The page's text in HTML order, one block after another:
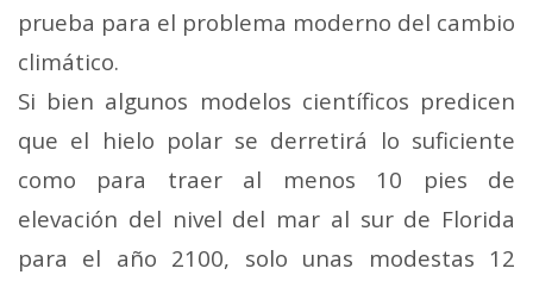
prueba para el problema moderno del cambio
climático.
Si bien algunos modelos científicos predicen
que el hielo polar se derretirá lo suficiente
como para traer al menos 10 pies de
elevación del nivel del mar al sur de Florida
para el año 2100, solo unas modestas 12